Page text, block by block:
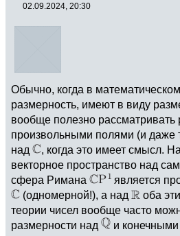
02.09.2024, 20:30
Обычно, когда в
размерность, имеют в виду
вообще полезно рассматривать
произвольными полями (и даже
над
, когда это имеет смысл.
векторное пространство над
сфера Римана
является
(одномерной!), а над
оба
теории чисел вообще часто
размерности над
и